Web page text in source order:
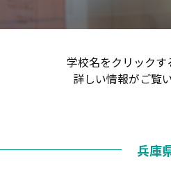
学校名をクリック
詳しい情報がご覧
兵庫